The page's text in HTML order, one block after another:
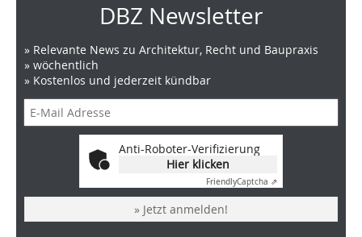
DBZ Newsletter
» Relevante News zu Architektur, Recht und Baupraxis
» wöchentlich
» Kostenlos und jederzeit kündbar
Anti-Roboter-Verifizierung
Hier klicken
FriendlyCaptcha ⇗
» Jetzt anmelden!